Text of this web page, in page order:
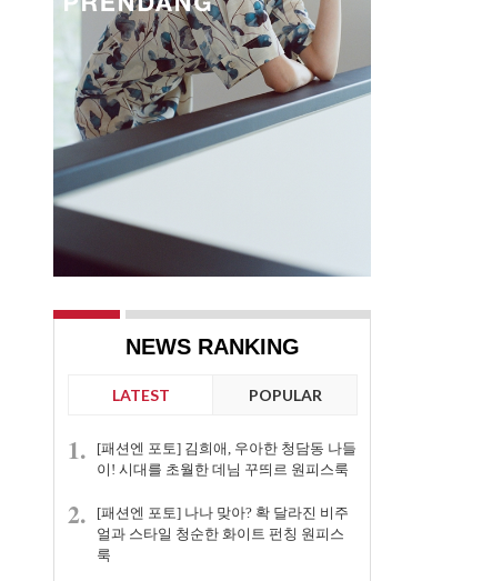
NEWS RANKING
LATEST POPULAR
1.
[패션엔 포토] 김희애, 우아한 청담동 나들
이! 시대를 초월한 데님 꾸띄르 원피스룩
2.
[패션엔 포토] 나나 맞아? 확 달라진 비주
얼과 스타일 청순한 화이트 펀칭 원피스
룩